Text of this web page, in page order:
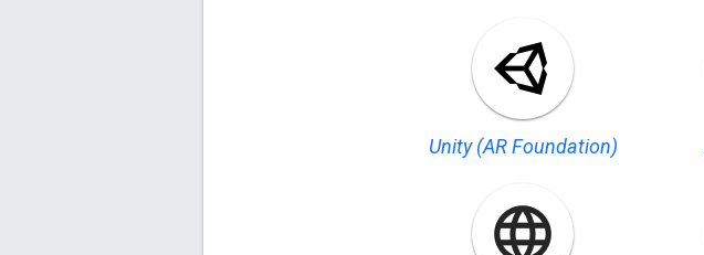
Unity (AR Foundation)